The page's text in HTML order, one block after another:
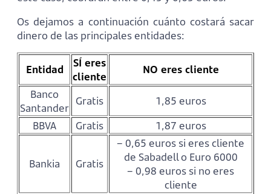
Os dejamos a continuación cuánto costará sacar
dinero de las principales entidades:
Entidad
SÍ eres
cliente
NO eres cliente
Banco
Santander
Gratis
1,85 euros
BBVA
Gratis 1,87 euros
Bankia Gratis
– 0,65 euros si eres cliente
de Sabadell o Euro 6000
– 0,98 euros si no eres
cliente